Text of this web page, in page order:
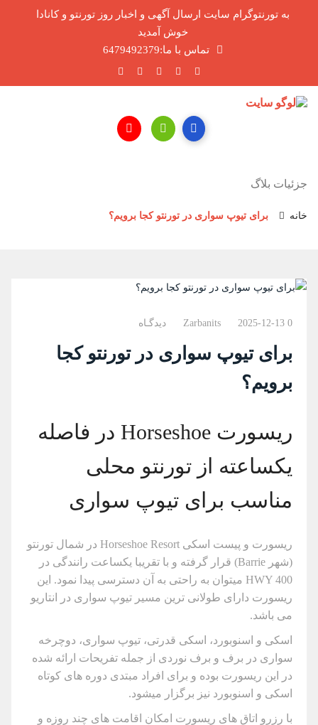
به تورنتوگرام سایت ارسال آگهی و اخبار روز تورنتو و کانادا
خوش آمدید
تماس با ما:6479492379
جزئیات بلاگ
خانه برای تیوپ سواری در تورنتو کجا برویم؟
Zarbanits 2025-12-13 0 دیدگـاه
برای تیوپ سواری در تورنتو کجا
برویم؟
ریسورت Horseshoe در فاصله
یکساعته از تورنتو محلی
مناسب برای تیوپ سواری
ریسورت و پیست اسکی Horseshoe Resort در شمال تورنتو
(شهر Barrie) قرار گرفته و با تقریبا یکساعت رانندگی در
HWY 400 میتوان به راحتی به آن دسترسی پیدا نمود. این
ریسورت دارای طولانی ترین مسیر تیوپ سواری در انتاریو
می باشد.
اسکی و اسنوبورد، اسکی قدرتی، تیوپ سواری، دوچرخه
سواری در برف و برف نوردی از جمله تفریحات ارائه شده
در این ریسورت بوده و برای افراد مبتدی دوره های کوتاه
اسکی و اسنوبورد نیز برگزار میشود.
با رزرو اتاق های ریسورت امکان اقامت های چند روزه و